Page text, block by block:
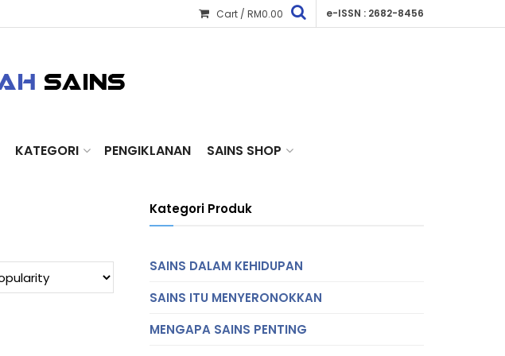
Cart / RM0.00 e-ISSN : 2682-8456
KATEGORI PENGIKLANAN SAINS SHOP
Kategori Produk
SAINS DALAM KEHIDUPAN
SAINS ITU MENYERONOKKAN
MENGAPA SAINS PENTING